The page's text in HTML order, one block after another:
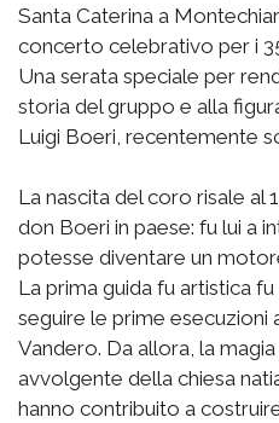
Santa Caterina a
concerto celebrativo per i
Una serata speciale per
storia del gruppo e alla
Luigi Boeri, recentemente
La nascita del coro risale al
don Boeri in paese: fu lui a
potesse diventare un
La prima guida fu artistica
seguire le prime esecuzioni
Vandero. Da allora, la
avvolgente della chiesa
hanno contribuito a